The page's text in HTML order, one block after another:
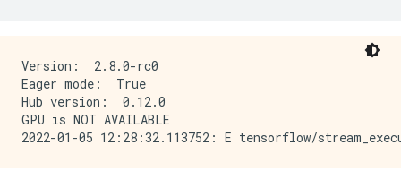
Version:  2.8.0-rc0
Eager mode:  True
Hub version:  0.12.0
GPU is NOT AVAILABLE